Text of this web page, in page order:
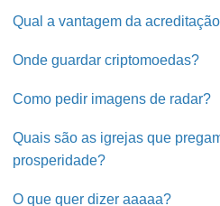
Qual a vantagem da
Onde guardar criptomoedas?
Como pedir imagens de radar?
Quais são as igrejas que
prosperidade?
O que quer dizer aaaaa?